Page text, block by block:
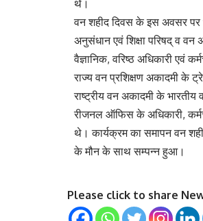
थे।
वन शहीद दिवस के इस अवसर पर
अनुसंधान एवं शिक्षा परिषद् व
वैज्ञानिक, वरिष्ठ अधिकारी एवं
राज्य वन प्रशिक्षण अकादमी के
राष्ट्रीय वन अकादमी के भारतीय
रीजनल ऑफिस के अधिकारी,
थे। कार्यक्रम का समापन वन
के मौन के साथ सम्पन्न हुआ।
Please click to share